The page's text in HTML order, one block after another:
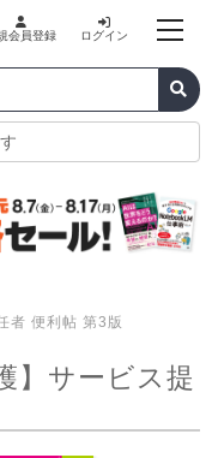
会員登録 ログイン
者 便利帖 第3版
】サービス提